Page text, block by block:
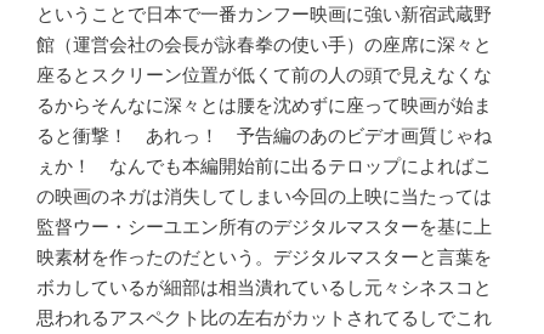
ということで日本で一番カンフー映画に強い新宿武蔵野
館（運営会社の会長が詠春拳の使い手）の座席に深々と
座るとスクリーン位置が低くて前の人の頭で見えなくな
るからそんなに深々とは腰を沈めずに座って映画が始ま
ると衝撃！ あれっ！ 予告編のあのビデオ画質じゃね
ぇか！ なんでも本編開始前に出るテロップによればこ
の映画のネガは消失してしまい今回の上映に当たっては
監督ウー・シーユエン所有のデジタルマスターを基に上
映素材を作ったのだという。デジタルマスターと言葉を
ボカしているが細部は相当潰れているし元々シネスコと
思われるアスペクト比の左右がカットされてるしでこれ